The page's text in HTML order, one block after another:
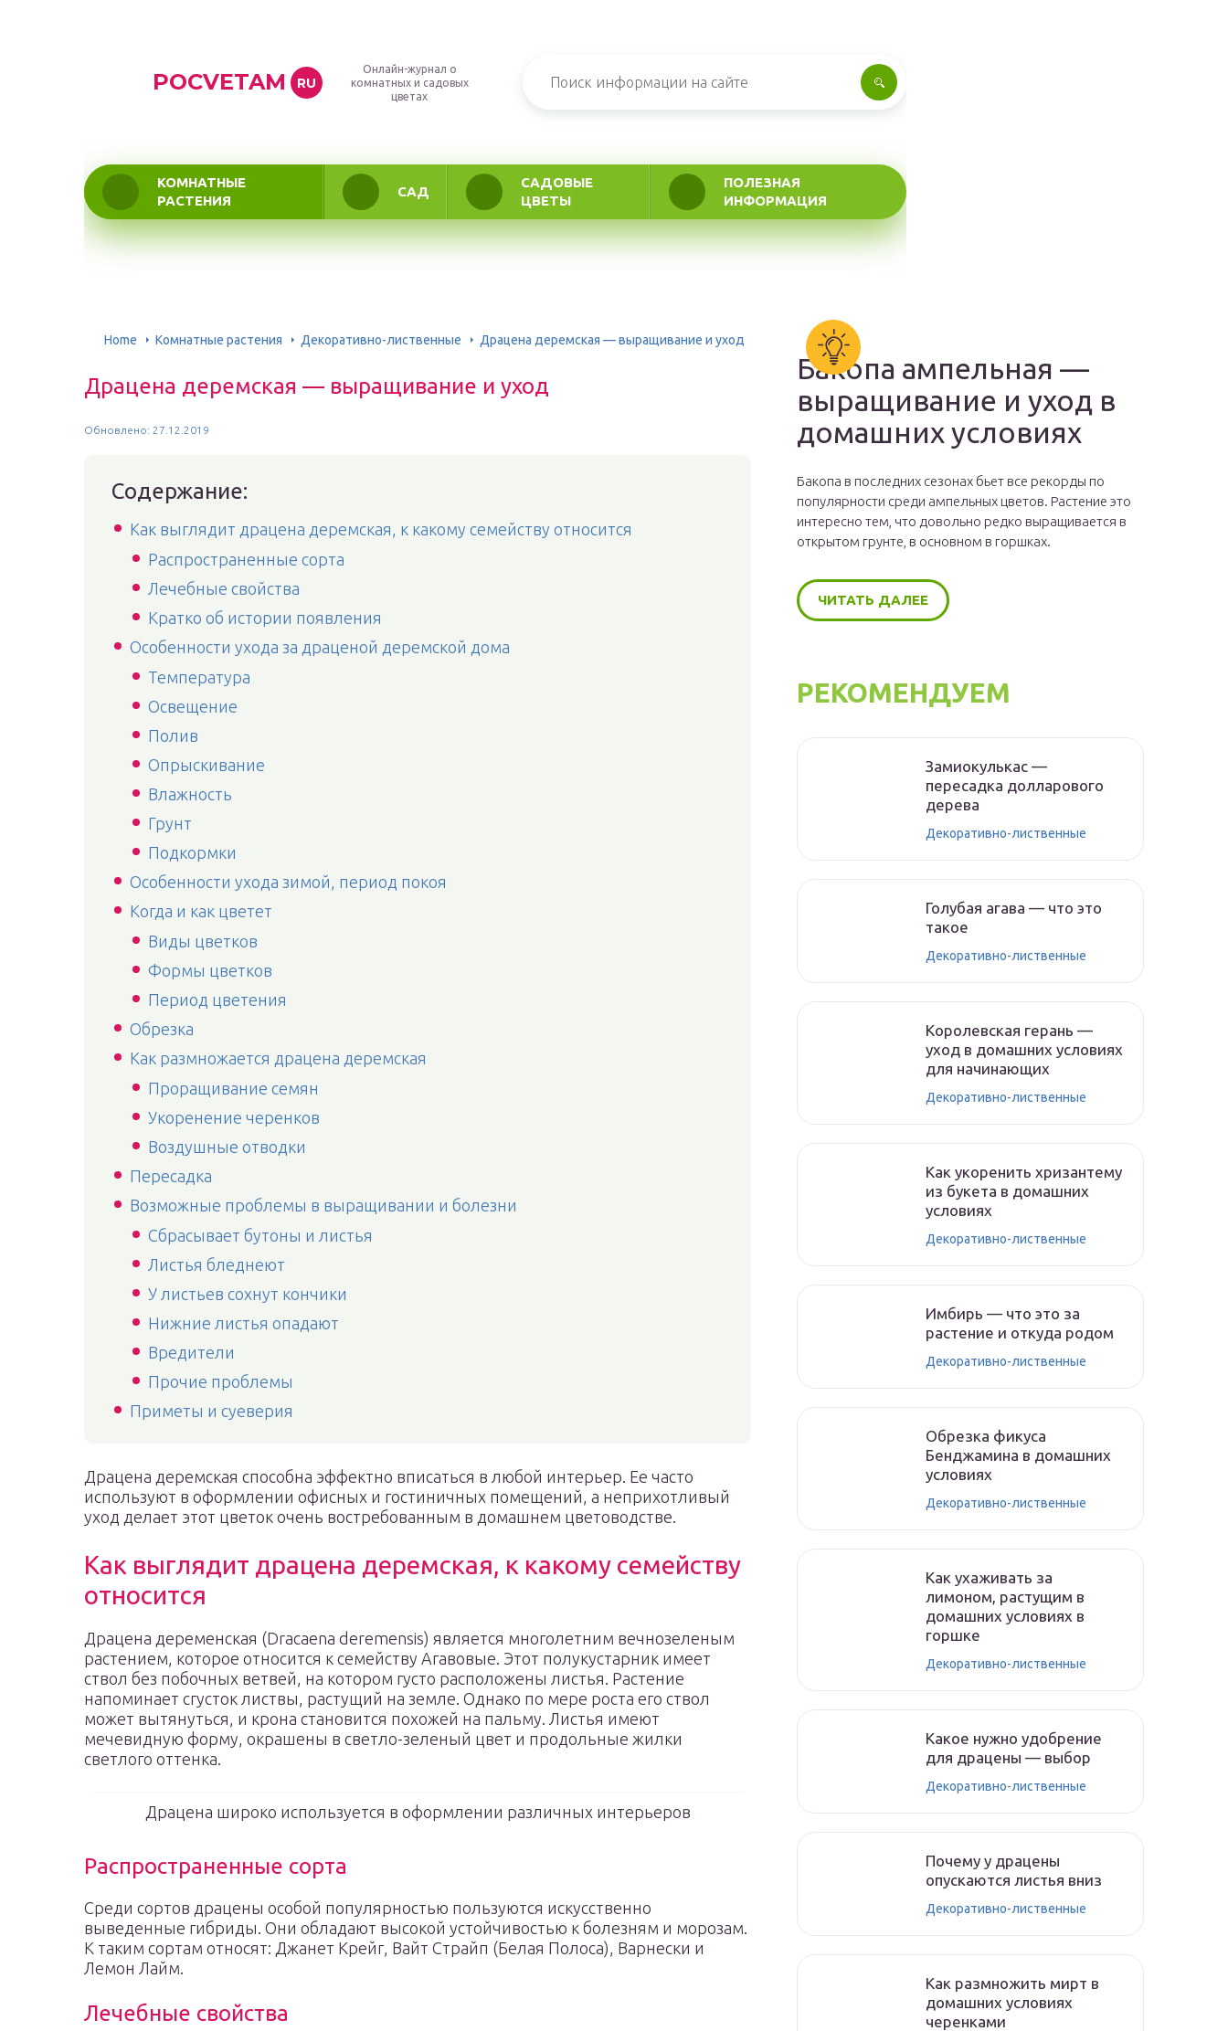
POCVETAM RU
Онлайн-журнал о
комнатных и садовых
цветах
КОМНАТНЫЕ
РАСТЕНИЯ
САД
САДОВЫЕ
ЦВЕТЫ
ПОЛЕЗНАЯ
ИНФОРМАЦИЯ
Home Комнатные растения Декоративно-лиственные Драцена деремская — выращивание и уход
Драцена деремская — выращивание и уход
Обновлено: 27.12.2019
Содержание:
Как выглядит драцена деремская, к какому семейству относится
Распространенные сорта
Лечебные свойства
Кратко об истории появления
Особенности ухода за драценой деремской дома
Температура
Освещение
Полив
Опрыскивание
Влажность
Грунт
Подкормки
Особенности ухода зимой, период покоя
Когда и как цветет
Виды цветков
Формы цветков
Период цветения
Обрезка
Как размножается драцена деремская
Проращивание семян
Укоренение черенков
Воздушные отводки
Пересадка
Возможные проблемы в выращивании и болезни
Сбрасывает бутоны и листья
Листья бледнеют
У листьев сохнут кончики
Нижние листья опадают
Вредители
Прочие проблемы
Приметы и суеверия
Драцена деремская способна эффектно вписаться в любой интерьер. Ее часто
используют в оформлении офисных и гостиничных помещений, а неприхотливый
уход делает этот цветок очень востребованным в домашнем цветоводстве.
Как выглядит драцена деремская, к какому семейству
относится
Драцена деременская (Dracaena derеmеnsis) является многолетним вечнозеленым
растением, которое относится к семейству Агавовые. Этот полукустарник имеет
ствол без побочных ветвей, на котором густо расположены листья. Растение
напоминает сгусток листвы, растущий на земле. Однако по мере роста его ствол
может вытянуться, и крона становится похожей на пальму. Листья имеют
мечевидную форму, окрашены в светло-зеленый цвет и продольные жилки
светлого оттенка.
Драцена широко используется в оформлении различных интерьеров
Распространенные сорта
Среди сортов драцены особой популярностью пользуются искусственно
выведенные гибриды. Они обладают высокой устойчивостью к болезням и морозам.
К таким сортам относят: Джанет Крейг, Вайт Страйп (Белая Полоса), Варнески и
Лемон Лайм.
Лечебные свойства
Бакопа ампельная —
выращивание и уход в
домашних условиях
Бакопа в последних сезонах бьет все рекорды по
популярности среди ампельных цветов. Растение это
интересно тем, что довольно редко выращивается в
открытом грунте, в основном в горшках.
ЧИТАТЬ ДАЛЕЕ
РЕКОМЕНДУЕМ
Замиокулькас —
пересадка долларового
дерева
Декоративно-лиственные
Голубая агава — что это
такое
Декоративно-лиственные
Королевская герань —
уход в домашних условиях
для начинающих
Декоративно-лиственные
Как укоренить хризантему
из букета в домашних
условиях
Декоративно-лиственные
Имбирь — что это за
растение и откуда родом
Декоративно-лиственные
Обрезка фикуса
Бенджамина в домашних
условиях
Декоративно-лиственные
Как ухаживать за
лимоном, растущим в
домашних условиях в
горшке
Декоративно-лиственные
Какое нужно удобрение
для драцены — выбор
Декоративно-лиственные
Почему у драцены
опускаются листья вниз
Декоративно-лиственные
Как размножить мирт в
домашних условиях
черенками